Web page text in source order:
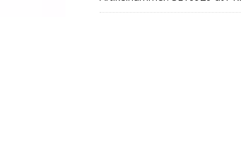
Menge